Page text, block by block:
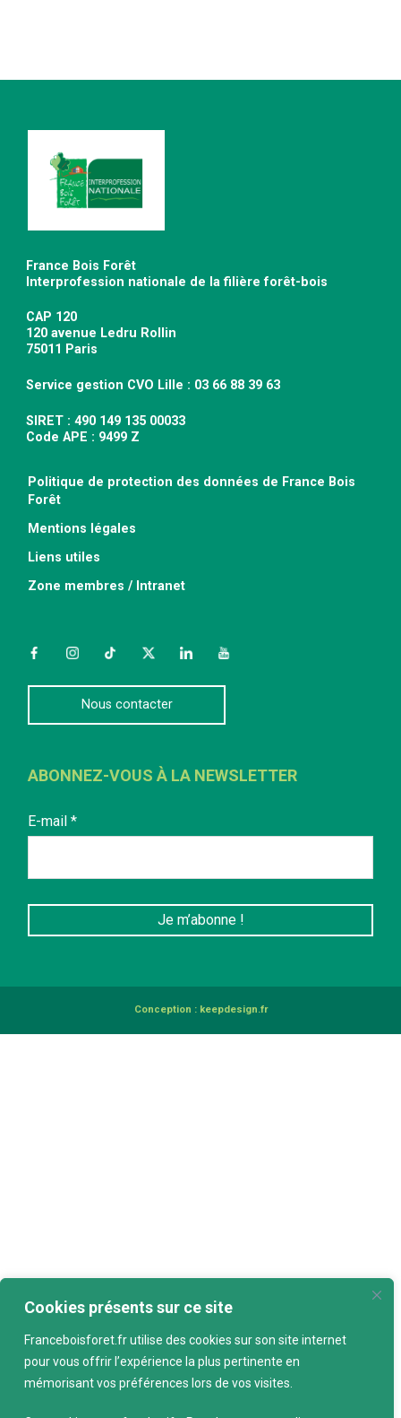
Cookies présents sur ce site
Franceboisforet.fr utilise des cookies sur son site internet
pour vous offrir l’expérience la plus pertinente en
mémorisant vos préférences lors de vos visites.
France Bois Forêt
Interprofession nationale de la filière forêt-bois
CAP 120
120 avenue Ledru Rollin
75011 Paris
Service gestion CVO Lille : 03 66 88 39 63
SIRET : 490 149 135 00033
Code APE : 9499 Z
Politique de protection des données de France Bois
Forêt
Mentions légales
Liens utiles
Zone membres / Intranet
FacebookInstagramTikTokTwitterLinkedInYouTube
Nous contacter
ABONNEZ-VOUS À LA NEWSLETTER
E-mail *
Conception : keepdesign.fr